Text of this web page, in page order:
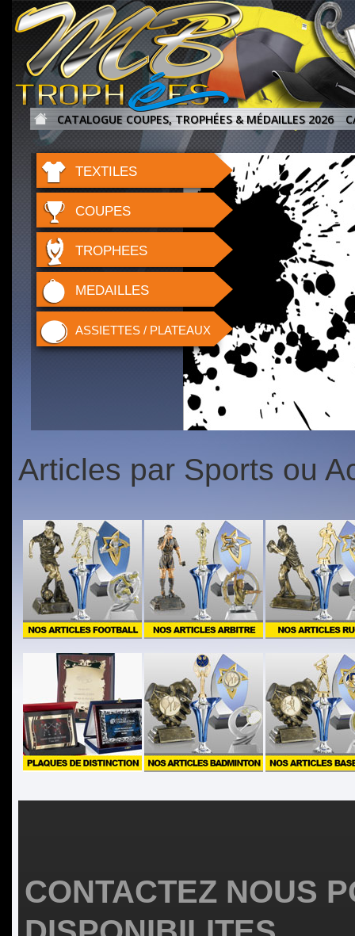
CATALOGUE COUPES, TROPHÉES & MÉDAILLES 2026
TEXTILES
COUPES
TROPHEES
MEDAILLES
ASSIETTES / PLATEAUX
3 4 5
Articles par Sports ou
CONTACTEZ NOUS